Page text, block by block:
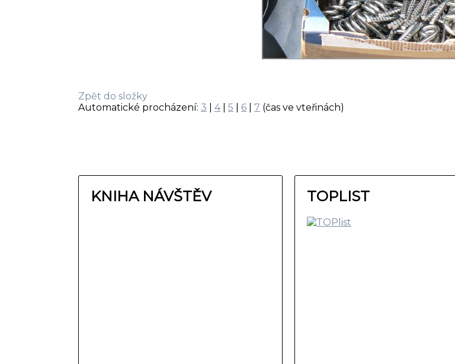
Zpět do složky
Automatické procházení: 3 4| 5 6 7 (čas ve vteřinách)
KNIHA NÁVŠTĚV TOPLIST